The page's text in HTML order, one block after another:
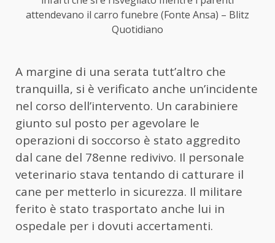
attendevano il carro funebre (Fonte Ansa) – Blitz
Quotidiano
A margine di una serata tutt’altro che
tranquilla, si è verificato anche un’incidente
nel corso dell’intervento. Un carabiniere
giunto sul posto per agevolare le
operazioni di soccorso è stato aggredito
dal cane del 78enne redivivo. Il personale
veterinario stava tentando di catturare il
cane per metterlo in sicurezza. Il militare
ferito è stato trasportato anche lui in
ospedale per i dovuti accertamenti.